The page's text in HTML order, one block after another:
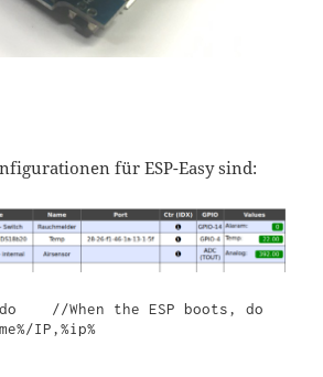
für ESP-Easy sind:
do    //When the ESP boots, do